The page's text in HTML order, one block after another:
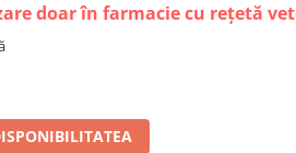
doar în farmacie cu rețetă